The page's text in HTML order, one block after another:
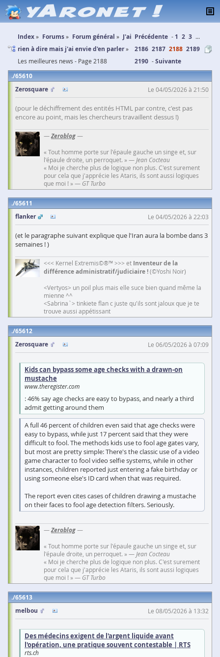
Index Forums Forum général
J'ai
rien à dire mais j'ai envie d'en parler
Les meilleures news - Page 2188
Précédente 1 2 3 ...
2186 2187 2188 2189
2190
Suivante
65610
Zerosquare
Le 04/05/2026 à 21:50
(pour le déchiffrement des entités HTML par contre, c'est pas
encore au point, mais les chercheurs travaillent dessus !)
—Zeroblog—
« Tout homme porte sur l'épaule gauche un singe et, sur
l'épaule droite, un perroquet. » — Jean Cocteau
« Moi je cherche plus de logique non plus. C'est surement
pour cela que j'apprécie les Ataris, ils sont aussi logiques
que moi ! » — GT Turbo
65611
flanker
Le 04/05/2026 à 22:03
(et le paragraphe suivant explique que l'Iran aura la bombe dans 3
semaines ! )
<<< Kernel Extremis©®™ >>> et Inventeur de la
différence administratif/judiciaire !(©Yoshi Noir)
<Vertyos> un poil plus mais elle suce bien quand même la
mienne ^^
<Sabrina`> tinkiete flan c juste qu'ils sont jaloux que je te
trouve aussi appétissant
65612
Zerosquare
Le 06/05/2026 à 07:09
Kids can bypass some age checks with a drawn-on
mustache
www.theregister.com
: 46% say age checks are easy to bypass, and nearly a third
admit getting around them
A full 46 percent of children even said that age checks were
easy to bypass, while just 17 percent said that they were
difficult to fool. The methods kids use to fool age gates vary,
but most are pretty simple: There's the classic use of a video
game character to fool video selfie systems, while in other
instances, children reported just entering a fake birthday or
using someone else's ID card when that was required.
The report even cites cases of children drawing a mustache
on their faces to fool age detection filters. Seriously.
—Zeroblog—
« Tout homme porte sur l'épaule gauche un singe et, sur
l'épaule droite, un perroquet. » — Jean Cocteau
« Moi je cherche plus de logique non plus. C'est surement
pour cela que j'apprécie les Ataris, ils sont aussi logiques
que moi ! » — GT Turbo
65613
melbou
Le 08/05/2026 à 13:32
Des médecins exigent de l'argent liquide avant
l'opération, une pratique souvent contestable | RTS
rts.ch